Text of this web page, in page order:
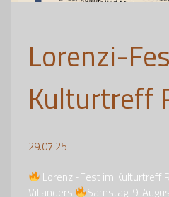
Lorenzi-
Kulturtreff
29.07.25
Lorenzi-Fest im Kulturtreff
Villanders
Samstag, 9.